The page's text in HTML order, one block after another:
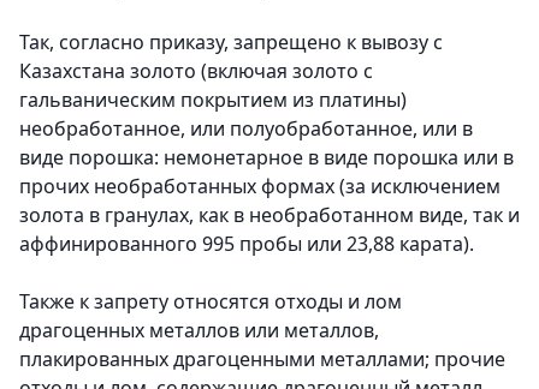
Так, согласно приказу, запрещено к вывозу с
Казахстана золото (включая золото с
гальваническим покрытием из платины)
необработанное, или полуобработанное, или в
виде порошка: немонетарное в виде порошка или в
прочих необработанных формах (за исключением
золота в гранулах, как в необработанном виде, так и
аффинированного 995 пробы или 23,88 карата).
Также к запрету относятся отходы и лом
драгоценных металлов или металлов,
плакированных драгоценными металлами; прочие